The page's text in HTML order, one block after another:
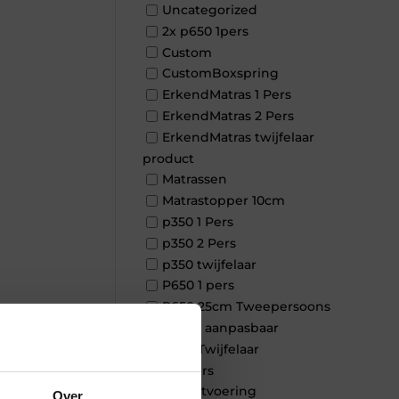
Uncategorized
2x p650 1pers
Custom
CustomBoxspring
ErkendMatras 1 Pers
ErkendMatras 2 Pers
ErkendMatras twijfelaar
product
Matrassen
Matrastopper 10cm
p350 1 Pers
p350 2 Pers
p350 twijfelaar
P650 1 pers
P650 25cm Tweepersoons
een kern aanpasbaar
P650 Twijfelaar
Toppers
Maatvoering